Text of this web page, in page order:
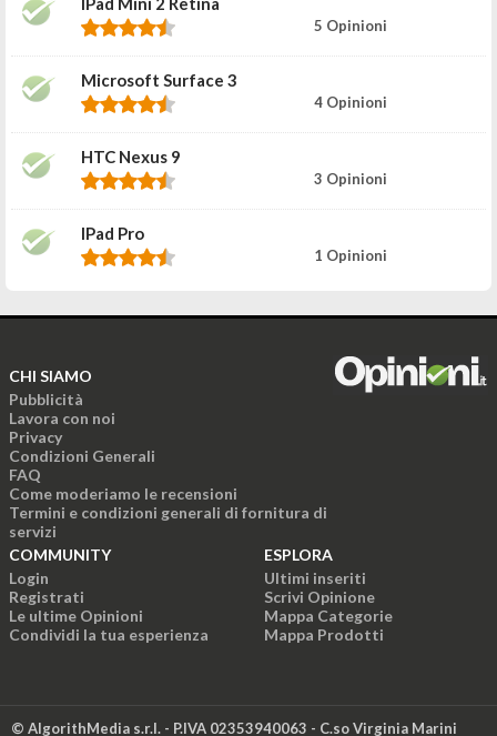
5 Opinioni
Microsoft Surface 3
4 Opinioni
HTC Nexus 9
3 Opinioni
IPad Pro
1 Opinioni
CHI SIAMO
Pubblicità
Lavora con noi
Privacy
Condizioni Generali
FAQ
Come moderiamo le recensioni
Termini e condizioni generali di fornitura di
servizi
COMMUNITY
Login
Registrati
Le ultime Opinioni
Condividi la tua esperienza
ESPLORA
Ultimi inseriti
Scrivi Opinione
Mappa Categorie
Mappa Prodotti
© AlgorithMedia s.r.l. - P.IVA 02353940063 - C.so Virginia Marini